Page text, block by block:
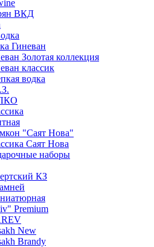
ВКД
Гиневан
Золотая коллекция
классик
водка
"Саят Нова"
Саят Нова
наборы
КЗ
Premium
New
Brandy